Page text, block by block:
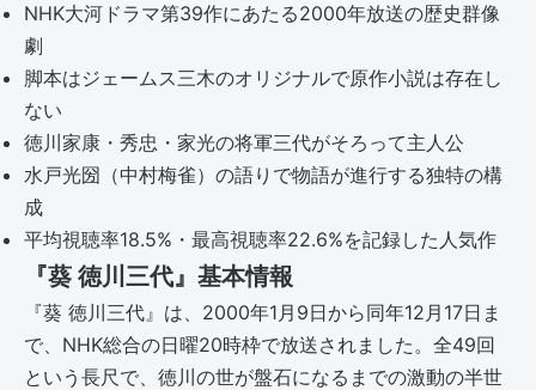
NHK大河ドラマ第39作にあたる2000年放送の歴史群像
劇
脚本はジェームス三木のオリジナルで原作小説は存在し
ない
徳川家康・秀忠・家光の将軍三代がそろって主人公
水戸光圀（中村梅雀）の語りで物語が進行する独特の構
成
平均視聴率18.5%・最高視聴率22.6%を記録した人気作
『葵 徳川三代』基本情報
『葵 徳川三代』は、2000年1月9日から同年12月17日ま
で、NHK総合の日曜20時枠で放送されました。全49回
という長尺で、徳川の世が盤石になるまでの激動の半世